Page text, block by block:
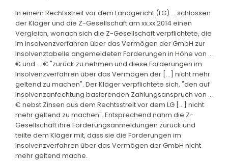
In einem Rechtsstreit vor dem Landgericht (LG) ... schlossen
der Kläger und die Z-Gesellschaft am xx.xx.2014 einen
Vergleich, wonach sich die Z-Gesellschaft verpflichtete, die
im Insolvenzverfahren über das Vermögen der GmbH zur
Insolvenztabelle angemeldeten Forderungen in Höhe von ...
€ und ... € "zurück zu nehmen und diese Forderungen im
Insolvenzverfahren über das Vermögen der [...] nicht mehr
geltend zu machen". Der Kläger verpflichtete sich, "den auf
Insolvenzanfechtung basierenden Zahlungsanspruch von ...
€ nebst Zinsen aus dem Rechtsstreit vor dem LG [...] nicht
mehr geltend zu machen". Entsprechend nahm die Z-
Gesellschaft ihre Forderungsanmeldungen zurück und
teilte dem Kläger mit, dass sie die Forderungen im
Insolvenzverfahren über das Vermögen der GmbH nicht
mehr geltend mache.